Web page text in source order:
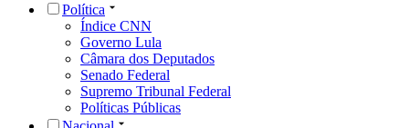
Política
Índice CNN
Governo Lula
Câmara dos Deputados
Senado Federal
Supremo Tribunal Federal
Políticas Públicas